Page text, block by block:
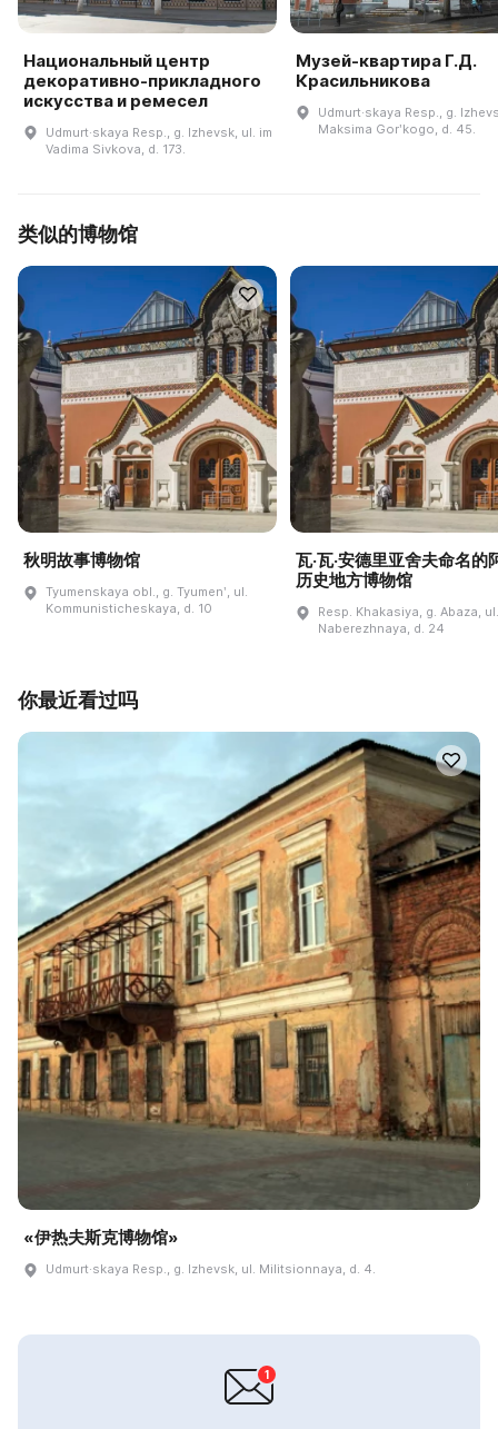
Национальный центр
декоративно-прикладного
искусства и ремесел
Udmurt·skaya Resp., g. Izhevsk, ul. im
Vadima Sivkova, d. 173.
Музей-квартира Г.Д.
Красильникова
Udmurt·skaya Resp., g.
Maksima Gorʹkogo, d. 45.
类似的博物馆
秋明故事博物馆
Tyumenskaya obl., g. Tyumenʹ, ul.
Kommunisticheskaya, d. 10
瓦·瓦·安德里亚舍夫命名的
历史地方博物馆
Resp. Khakasiya, g. Abaza, ul.
Naberezhnaya, d. 24
你最近看过吗
«伊热夫斯克博物馆»
Udmurt·skaya Resp., g. Izhevsk, ul. Militsionnaya, d. 4.